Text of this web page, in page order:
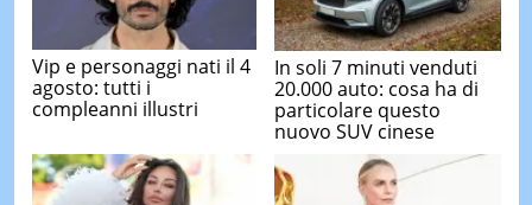
Vip e personaggi nati il 4
agosto: tutti i
compleanni illustri
In soli 7 minuti venduti
20.000 auto: cosa ha di
particolare questo
nuovo SUV cinese